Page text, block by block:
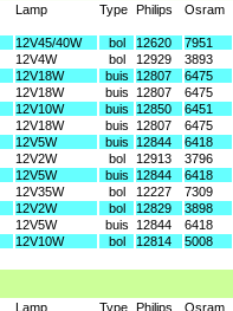
Lamp Type Philips Osram
12V45/40W bol 12620 7951
12V4W bol 12929 3893
12V18W buis 12807 6475
12V18W buis 12807 6475
12V10W buis 12850 6451
12V18W buis 12807 6475
12V5W buis 12844 6418
12V2W bol 12913 3796
12V5W buis 12844 6418
12V35W bol 12227 7309
12V2W bol 12829 3898
12V5W buis 12844 6418
12V10W bol 12814 5008
Lamp Type Philips Osram